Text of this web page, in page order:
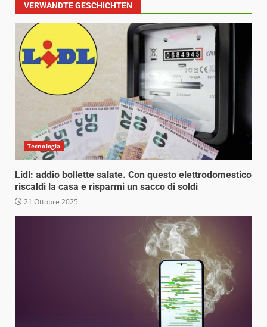
VERWANDTE GESCHICHTEN
Tecnologia
Lidl: addio bollette salate. Con questo elettrodomestico
riscaldi la casa e risparmi un sacco di soldi
21 Ottobre 2025